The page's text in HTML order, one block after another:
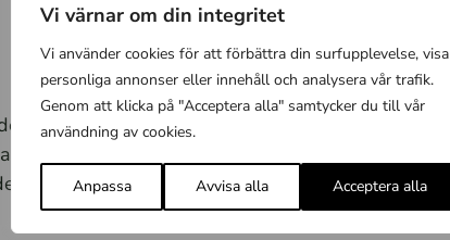
Vi värnar om din integritet
Vi använder cookies för att förbättra din surfupplevelse, visa
personliga annonser eller innehåll och analysera vår trafik.
Genom att klicka på "Acceptera alla" samtycker du till vår
användning av cookies.
Anpassa Avvisa alla Acceptera alla
tätortsnära Gammelhusområdet inklusive
och gynna friluftslivet. Projektet avser
har tillräckliga naturvärden för att bilda ett